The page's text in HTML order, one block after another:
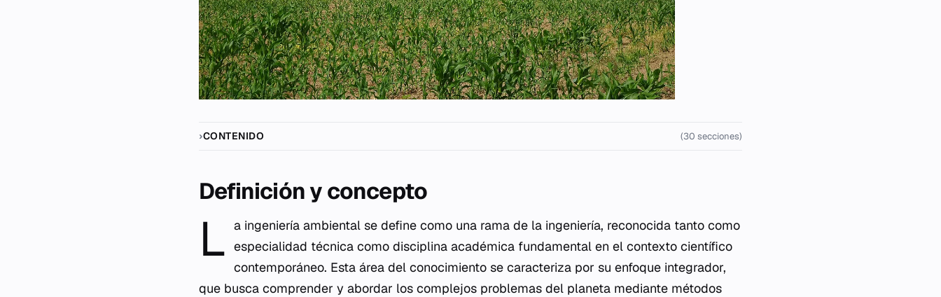
CONTENIDO (30 secciones)
Definición y concepto
L a ingeniería ambiental se define como una rama de la ingeniería, reconocida tanto como
especialidad técnica como disciplina académica fundamental en el contexto científico
contemporáneo. Esta área del conocimiento se caracteriza por su enfoque integrador,
que busca comprender y abordar los complejos problemas del planeta mediante métodos